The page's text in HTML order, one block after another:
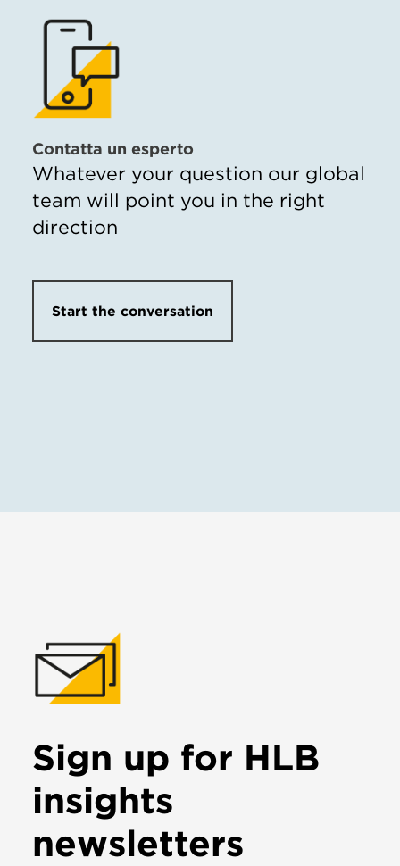
Contatta un esperto
Whatever your question our global
team will point you in the right
direction
Start the conversation
Sign up for HLB
insights
newsletters